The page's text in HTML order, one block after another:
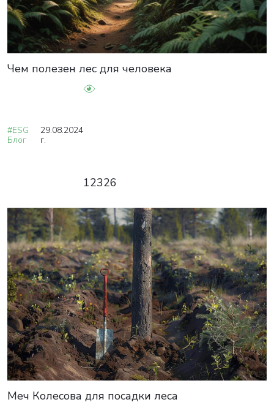
Чем полезен лес для человека
#ESG
Блог
29.08.2024
г.
12326
Меч Колесова для посадки леса